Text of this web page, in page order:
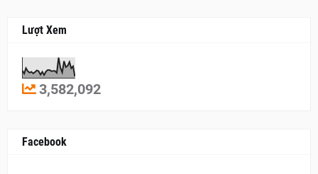
Lượt Xem
3,582,092
Facebook